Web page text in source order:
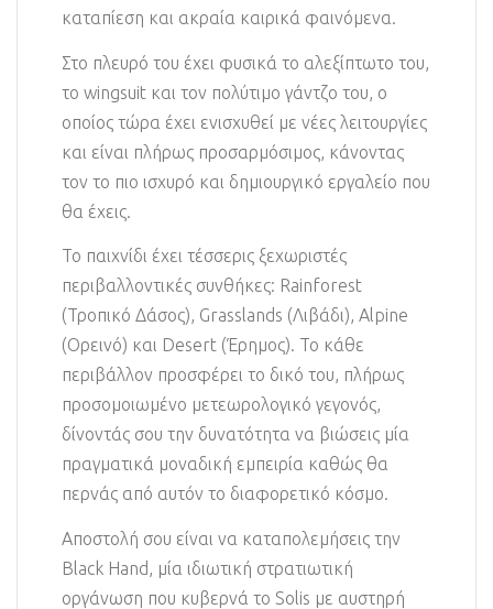
καταπίεση και ακραία καιρικά φαινόμενα.
Στο πλευρό του έχει φυσικά το αλεξίπτωτο του,
το wingsuit και τον πολύτιμο γάντζο του, ο
οποίος τώρα έχει ενισχυθεί με νέες λειτουργίες
και είναι πλήρως προσαρμόσιμος, κάνοντας
τον το πιο ισχυρό και δημιουργικό εργαλείο που
θα έχεις.
Το παιχνίδι έχει τέσσερις ξεχωριστές
περιβαλλοντικές συνθήκες: Rainforest
(Τροπικό Δάσος), Grasslands (Λιβάδι), Alpine
(Ορεινό) και Desert (Έρημος). Το κάθε
περιβάλλον προσφέρει το δικό του, πλήρως
προσομοιωμένο μετεωρολογικό γεγονός,
δίνοντάς σου την δυνατότητα να βιώσεις μία
πραγματικά μοναδική εμπειρία καθώς θα
περνάς από αυτόν το διαφορετικό κόσμο.
Αποστολή σου είναι να καταπολεμήσεις την
Black Hand, μία ιδιωτική στρατιωτική
οργάνωση που κυβερνά το Solis με αυστηρή